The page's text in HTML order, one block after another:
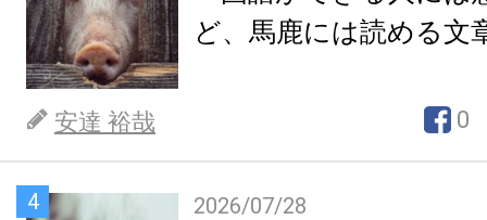
ど、馬鹿には読める文
安達 裕哉 0
4 2026/07/28